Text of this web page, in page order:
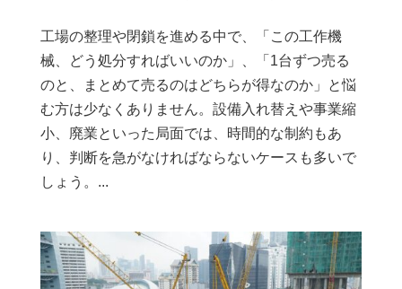
工場の整理や閉鎖を進める中で、「この工作機
械、どう処分すればいいのか」、「1台ずつ売る
のと、まとめて売るのはどちらが得なのか」と悩
む方は少なくありません。設備入れ替えや事業縮
小、廃業といった局面では、時間的な制約もあ
り、判断を急がなければならないケースも多いで
しょう。...